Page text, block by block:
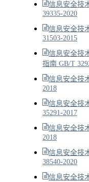
信息安全技
39335-2020
信息安全技
31503-2015
信息安全技
指南 GB/T
信息安全技
2018
信息安全技
35291-2017
信息安全技
2018
信息安全技
38540-2020
信息安全技